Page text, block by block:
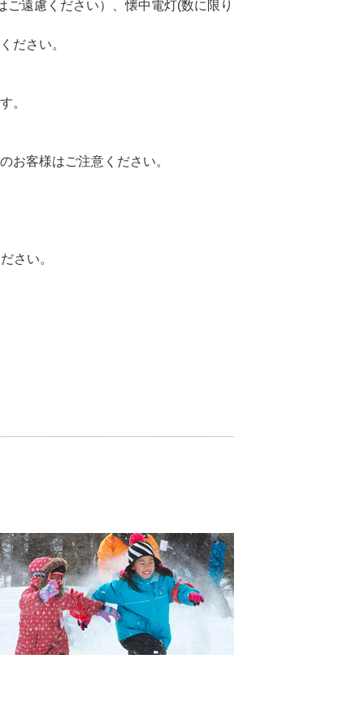
遠慮ください）、懐中電灯(数に限り
ださい。
。
客様はご注意ください。
さい。